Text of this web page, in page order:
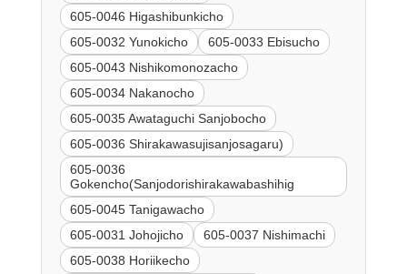
605-0046 Higashibunkicho
605-0032 Yunokicho
605-0033 Ebisucho
605-0043 Nishikomonozacho
605-0034 Nakanocho
605-0035 Awataguchi Sanjobocho
605-0036 Shirakawasujisanjosagaru)
605-0036
Gokencho(Sanjodorishirakawabashihig
605-0045 Tanigawacho
605-0031 Johojicho
605-0037 Nishimachi
605-0038 Horiikecho